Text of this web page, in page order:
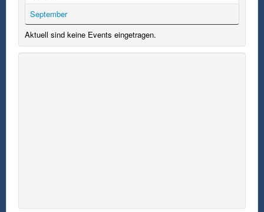
September
Aktuell sind keine Events eingetragen.